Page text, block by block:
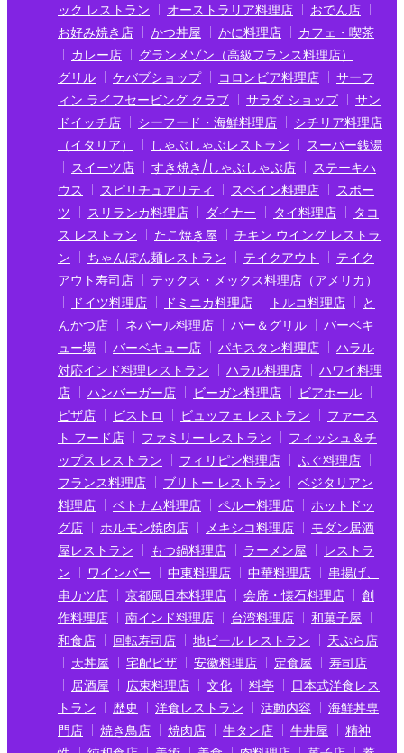
ック レストラン
オーストラリア料理店
おでん店
お好み焼き店
かつ丼屋 かに料理店
カフェ・喫茶
カレー店
グランメゾン（高級フランス料理店）
グリル
ケバブショップ コロンビア料理店
サーフ
ィン ライフセービング クラブ
サラダ ショップ
サン
ドイッチ店
シーフード・海鮮料理店
シチリア料理店
（イタリア）
しゃぶしゃぶレストラン
スーパー銭湯
スイーツ店
すき焼き/しゃぶしゃぶ店
ステーキハ
ウス
スピリチュアリティ スペイン料理店
スポー
ツ
スリランカ料理店 ダイナー タイ料理店
タコ
ス レストラン
たこ焼き屋
チキン ウイング レストラ
ン
ちゃんぽん麺レストラン テイクアウト
テイク
アウト寿司店
テックス・メックス料理店（アメリカ）
ドイツ料理店
ドミニカ料理店 トルコ料理店
と
んかつ店
ネパール料理店 バー＆グリル
バーベキ
ュー場
バーベキュー店 パキスタン料理店
ハラル
対応インド料理レストラン
ハラル料理店
ハワイ料理
店
ハンバーガー店 ビーガン料理店
ビアホール
ピザ店
ビストロ ビュッフェ レストラン
ファース
ト フード店
ファミリー レストラン
フィッシュ＆チ
ップス レストラン
フィリピン料理店
ふぐ料理店
フランス料理店
ブリトー レストラン
ベジタリアン
料理店
ベトナム料理店 ペルー料理店
ホットドッ
グ店
ホルモン焼肉店 メキシコ料理店
モダン居酒
屋レストラン
もつ鍋料理店 ラーメン屋
レストラ
ン
ワインバー 中東料理店 中華料理店
串揚げ、
串カツ店
京都風日本料理店 会席・懐石料理店
創
作料理店
南インド料理店 台湾料理店
和菓子屋
和食店
回転寿司店 地ビール レストラン
天ぷら店
天丼屋
宅配ピザ 安徽料理店 定食屋
寿司店
居酒屋
広東料理店 文化 料亭
日本式洋食レス
トラン
歴史 洋食レストラン 活動内容
海鮮丼専
門店
焼き鳥店 焼肉店 牛タン店 牛丼屋
精神